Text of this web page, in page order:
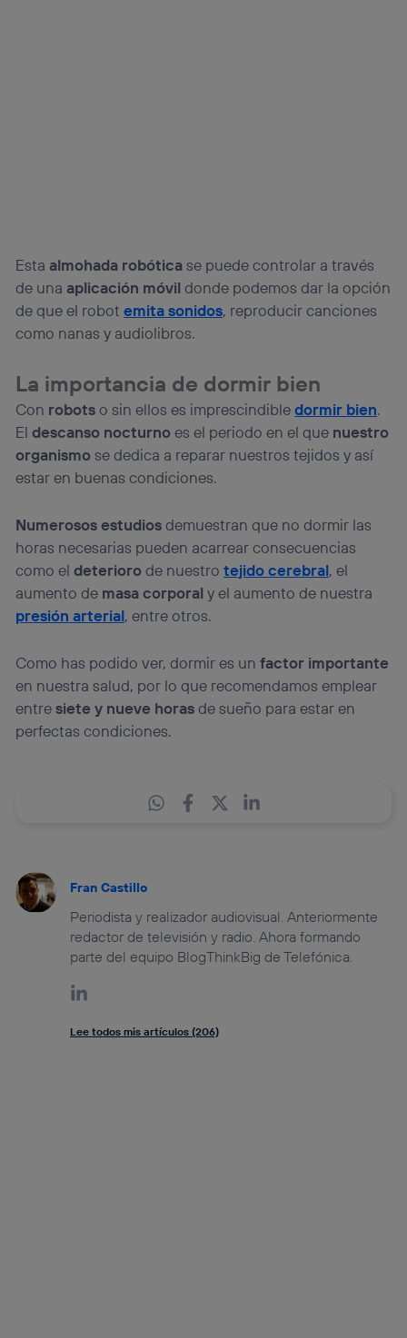
Esta almohada robóticase puede controlar a través
de una aplicación móvildonde podemos dar la opción
de que el robotemita sonidos, reproducir canciones
como nanas y audiolibros.
La importancia de dormir bien
Con robotso sin ellos es imprescindibledormir bien.
Eldescanso nocturnoes el periodo en el que nuestro
organismose dedica a reparar nuestros tejidos y así
estar en buenas condiciones.
Numerosos estudiosdemuestran que no dormir las
horas necesarias pueden acarrear consecuencias
como eldeteriorode nuestrotejido cerebral, el
aumento de masa corporaly el aumento de nuestra
presión arterial, entre otros.
Como has podido ver, dormir es unfactor importante
en nuestra salud, por lo que recomendamos emplear
entresiete y nueve horasde sueño para estar en
perfectas condiciones.
Fran Castillo
Periodista y realizador audiovisual. Anteriormente
redactor de televisión y radio. Ahora formando
parte del equipo BlogThinkBig de Telefónica.
Lee todos mis artículos (206)